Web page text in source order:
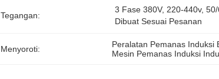
Tegangan:
3 Fase 380V, 220-440v, 50/
Dibuat Sesuai Pesanan
Menyoroti: Peralatan Pemanas Induksi
Mesin Pemanas Induksi